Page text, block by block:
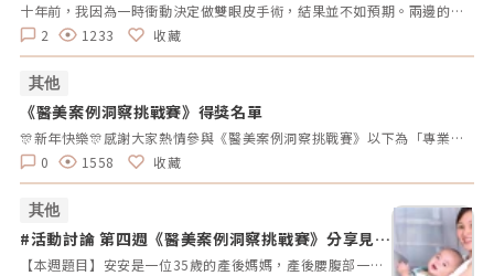
十年前，我因為一時衝動決定做雙眼皮手術，結果並不如預期。兩邊的效果不對稱，一邊提了眼肌，一邊沒有。當時醫生說割寬一點會比較好看，但十年過去了，腫脹雖然消了，可是眼皮開始下垂，又讓我動了重修的念頭。但每次想到重修的風險、可能的失敗，以及花費，我就遲遲不敢行動。尤其看到一些人分享重修失敗的經驗，真的讓人害怕。現在的我，既想改善，又擔心失敗後會更加自卑。我很好奇，有沒有其他人也曾經面臨過類似的困擾？是什麼讓你們猶豫不決？是風險、費用，還是其他原因？這樣的修改方式更為自然，邀請大家分享自己的經歷和想法，而不是直接要求他們回答特定的問題。這樣可以讓討論更為自由和友好。
2
1233 收藏
其他
《醫美案例洞察挑戰賽》得獎名單
🎊新年快樂🎊感謝大家熱情參與《醫美案例洞察挑戰賽》以下為「專業評論獎得獎名單」、「活躍參與獎得獎者」及 「推薦好友獲獎者」！獎項將於 02/10（一）前陸續發放，請得獎者耐心等待小編通知💌還沒加入醫美圈圈官方LINE的朋友，記得趕快加入哦💖「點我加入醫美圈圈官方LINE」📢未來我們將舉辦更多有趣的活動，請持續關注，和我們一起探索醫美新知，解鎖更多驚喜獎勵✨ 專業評論獎《7-11購物金50元》 第一週得獎者 第二週得獎者 第三週得獎者 第四週得獎者 五 Timmy Cai 仁者 秦先生 Alita patty Er Yu 昱慧 Jenny T 仁者 秦先生 Er Yu Er Yu Er Yu Jenny T 仁者 仁者 秦先生 Alita Alita 秦先生 fff 小玲 Benson fff Lynnn Iris H MK 五 Jenny T fff 軒軒 軒軒 Chaowei Lynnn Jenny T Lynnn Alita Kimiko 活躍參與獎得獎者《7-11購物金100元》 仁者 Er Yu 秦先生 Alita 小玲 Jenny T Lynnn fff 推薦好友得獎者 獲得獎勵 仁者 LINE Points 10 點數 軒軒 LINE Points 5 點數 Chaowei LINE Points 10 點數
0
1558 收藏
其他
#活動討論 第四週《醫美案例洞察挑戰賽》分享見解
拿好禮
【本週題目】安安是一位35歲的產後媽媽，產後腰腹部一直瘦不回去，她希望透過非侵入性的療程讓曲線回到產前的狀態。由於對疼痛較為敏感，她希望能選擇舒適度高的療程。請大家幫安安媽咪推薦適合的療程，幫助她輕鬆找回青春緊緻的身材線條。【本週活動時間】01 / 27（一）AM09:00 - 02 / 02（日） PM23:59【活動獎勵】 專業評論獎《7-11購物金50元》抽10名會員 推薦好友留言送《LINE Points 5點數》每人推薦好友上限2人【活動方式】 活動期間每週一AM09:00將在在討論區發布一個模擬的醫美案例。案例包含患者的需求、問題描述。會員需根據案例情境進行分析，並針對該案例提供建議或解決方案。可以提出不同的治療選項、分析治療結果，或者分享相關經驗。每位會員的回應需具體、實用。 官方將根據會員的回應品質來優先評選出「專業評論獎」，這些留言者將優先納入抽獎範圍，以提升其被抽中的機會。留言中若包含分析、建議或醫美知識等。 避免重複、抄襲回覆其他參與者，或發表與前後留言無關的內容。如「同意」、「好棒」等，將不計入抽獎資格。 當週活動的留言截止時間為每週日 23:59。經核對符合活動規範的留言後，將於2025 / 02 / 03（一）統一抽出每週 10 名幸運得主，並另在討論區公布得獎名單。 乙組會員帳號於當週活動僅限留言乙次。 會員連續4週參與《醫美案例洞察》活動者，將有額外抽「活躍參與獎」的機會，可獲得「7-11購物金100元」作為獎勵。【推薦好友留言送】 活動期間，推薦朋友至每週主題活動討論區留言，每成功推薦 1 人可額外獲得「LINE Points 5 點數」。每人最多可推薦 2 人，超過 2 人則無法再獲得額外獎勵。 若多人推薦同一位朋友，獎勵將優先發放給第一位完成回報資料並經核對無誤的推薦者，其他推薦者將不予發放獎勵。此外，若推薦的好友未參與留言，則該推薦視為無效，將不予發放獎勳。 推薦人需確認好友已完成留言，並於2025 / 02 / 02（日）23:59前加入「醫美圈圈官方LINE」，點選LINE圖文選單中的【推薦好友加入】填妥推薦好友問卷資料後提交。 若發現參加者有不當行為，包括使用假帳戶、重複推薦、內容不符合規定或其他影響活動公平性的行為，主辦方保留取消參與資格及不發放獎勵的權利。 所有推薦資料需於2025 / 02 / 02（日）23:59前提交，逾期將視為放棄獎勵資格。 所有推薦資料提交後，官方將進行核對與統計，核對無誤者，「LINE Points 5點數」統一於2025/02/10（一）23:59前陸續發放完畢。如因資料填寫錯誤或未在指定時間內提交而無法核對，恕不補發。<<<點我看更多活動詳情>>